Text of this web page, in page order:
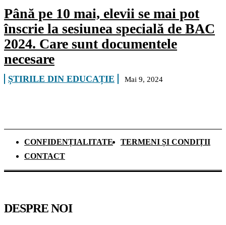
Până pe 10 mai, elevii se mai pot
înscrie la sesiunea specială de BAC
2024. Care sunt documentele
necesare
ȘTIRILE DIN EDUCAȚIE Mai 9, 2024
CONFIDENȚIALITATE
TERMENI ȘI CONDIȚII
CONTACT
DESPRE NOI